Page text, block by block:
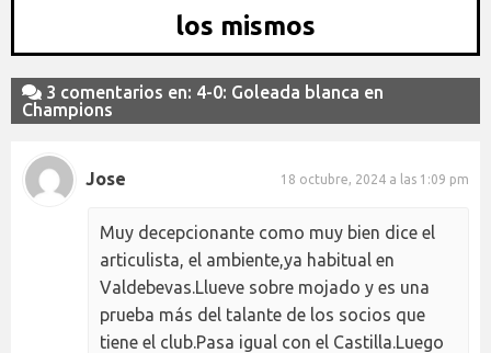
los mismos
3 comentarios en: 4-0: Goleada blanca en
Champions
Jose 18 octubre, 2024 a las 1:09 pm
Muy decepcionante como muy bien dice el
articulista, el ambiente,ya habitual en
Valdebevas.Llueve sobre mojado y es una
prueba más del talante de los socios que
tiene el club.Pasa igual con el Castilla.Luego